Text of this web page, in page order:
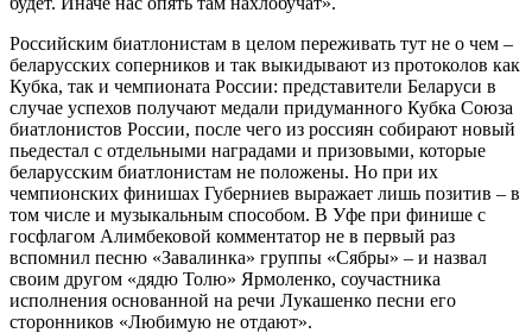
Российским биатлонистам в целом переживать тут не о чем –
беларусских соперников и так выкидывают из протоколов как
Кубка, так и чемпионата России: представители Беларуси в
случае успехов получают медали придуманного Кубка Союза
биатлонистов России, после чего из россиян собирают новый
пьедестал с отдельными наградами и призовыми, которые
беларусским биатлонистам не положены. Но при их
чемпионских финишах Губерниев выражает лишь позитив – в
том числе и музыкальным способом. В Уфе при финише с
госфлагом Алимбековой комментатор не в первый раз
вспомнил песню «Завалинка» группы «Сябры» – и назвал
своим другом «дядю Толю» Ярмоленко, соучастника
исполнения основанной на речи Лукашенко песни его
сторонников «Любимую не отдают».